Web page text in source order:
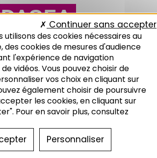
des exploitations Agricoles.
des cookies nécessaires au
des cookies de mesures d'audience
l'expérience de navigation
vidéos. Vous pouvez choisir de
vos choix en cliquant sur
également choisir de poursuivre
les cookies, en cliquant sur
Pour en savoir plus, consultez
Continuer sans accepter
Personnaliser